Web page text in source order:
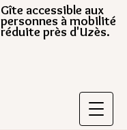
Gîte accessible aux
personnes à mobilité
réduite près d'Uzès.